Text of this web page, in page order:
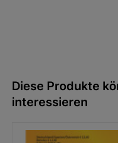
Hier gibt es auch für
Diese Produkte
interessieren